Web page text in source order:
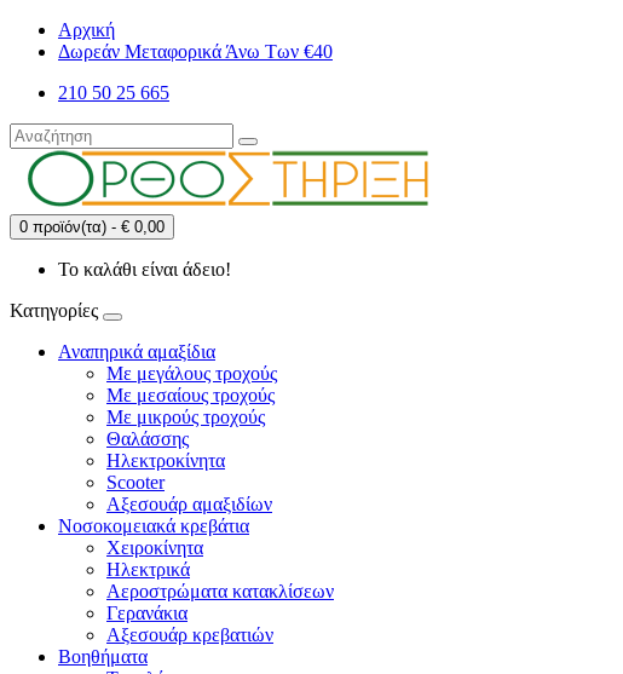
Αρχική
Δωρεάν Μεταφορικά Άνω Των €40
210 50 25 665
0 προϊόν(τα) - € 0,00
Το καλάθι είναι άδειο!
Κατηγορίες
Αναπηρικά αμαξίδια
Με μεγάλους τροχούς
Με μεσαίους τροχούς
Με μικρούς τροχούς
Θαλάσσης
Ηλεκτροκίνητα
Scooter
Αξεσουάρ αμαξιδίων
Νοσοκομειακά κρεβάτια
Χειροκίνητα
Ηλεκτρικά
Αεροστρώματα κατακλίσεων
Γερανάκια
Αξεσουάρ κρεβατιών
Βοηθήματα